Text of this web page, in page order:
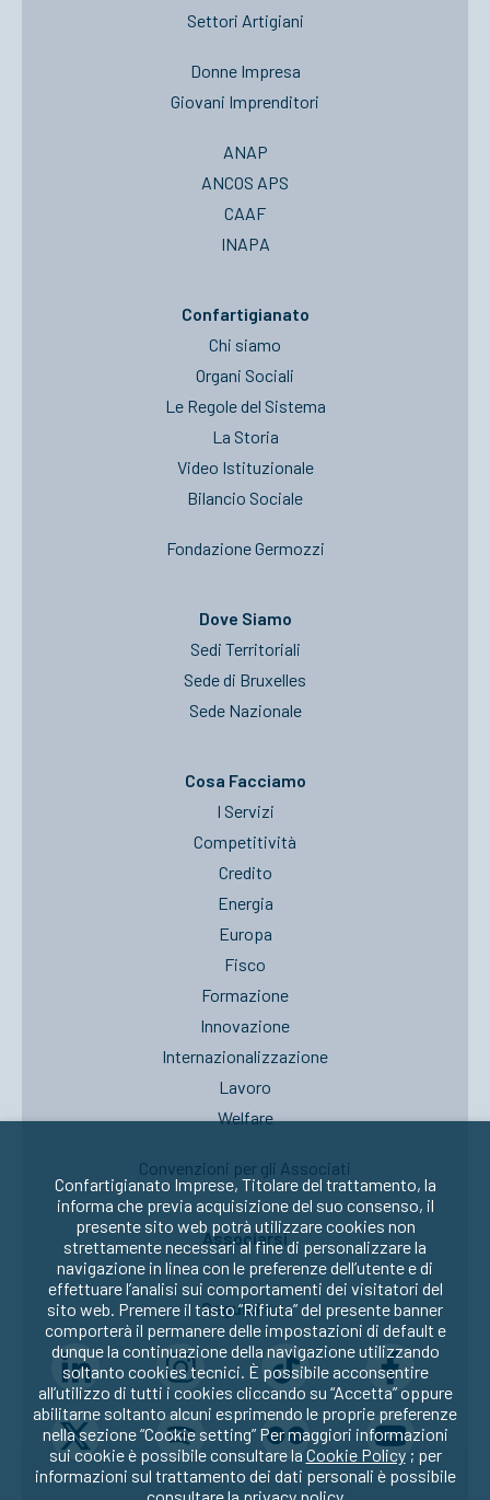
Settori Artigiani
Donne Impresa
Giovani Imprenditori
ANAP
ANCOS APS
CAAF
INAPA
Confartigianato
Chi siamo
Organi Sociali
Le Regole del Sistema
La Storia
Video Istituzionale
Bilancio Sociale
Fondazione Germozzi
Dove Siamo
Sedi Territoriali
Sede di Bruxelles
Sede Nazionale
Cosa Facciamo
I Servizi
Competitività
Credito
Energia
Europa
Fisco
Formazione
Innovazione
Internazionalizzazione
Lavoro
Welfare
Convenzioni per gli Associati
Associarsi
Seguici su:
Confartigianato Imprese, Titolare del trattamento, la
informa che previa acquisizione del suo consenso, il
presente sito web potrà utilizzare cookies non
strettamente necessari al fine di personalizzare la
navigazione in linea con le preferenze dell’utente e di
effettuare l’analisi sui comportamenti dei visitatori del
sito web. Premere il tasto “Rifiuta” del presente banner
comporterà il permanere delle impostazioni di default e
dunque la continuazione della navigazione utilizzando
soltanto cookies tecnici. È possibile acconsentire
all’utilizzo di tutti i cookies cliccando su “Accetta” oppure
abilitarne soltanto alcuni esprimendo le proprie preferenze
nella sezione “Cookie setting” Per maggiori informazioni
sui cookie è possibile consultare la Cookie Policy; per
informazioni sul trattamento dei dati personali è possibile